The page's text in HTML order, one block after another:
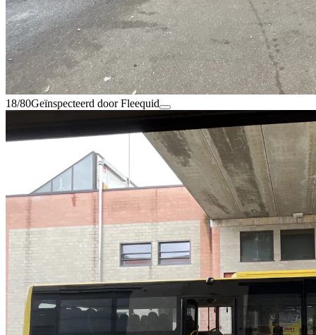
18/80Geïnspecteerd door Fleequid